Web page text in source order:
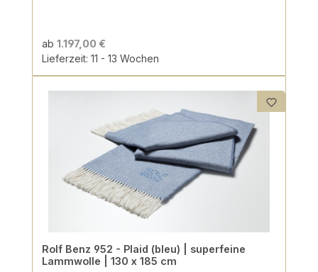
ab 1.197,00 €
Lieferzeit: 11 - 13 Wochen
Rolf Benz 952 - Plaid (bleu) | superfeine
Lammwolle | 130 x 185 cm